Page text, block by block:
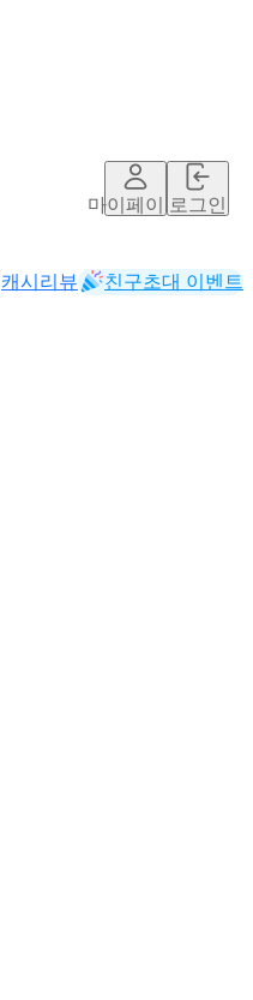
마이페이지로그인
캐시리뷰 친구초대 이벤트